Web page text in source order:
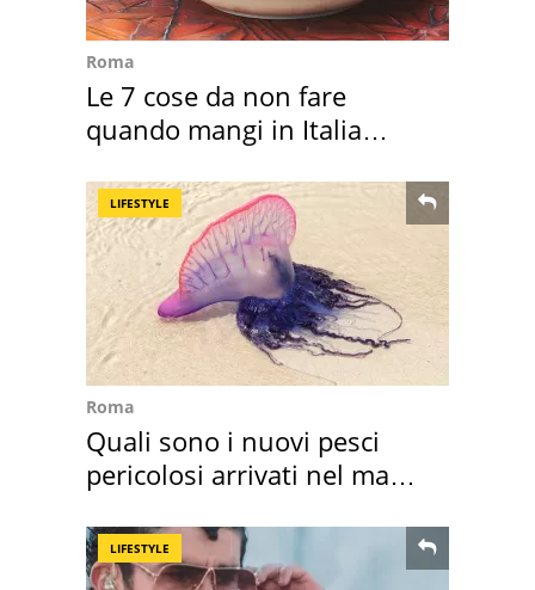
Roma
Le 7 cose da non fare
quando mangi in Italia
LIFESTYLE
Roma
Quali sono i nuovi pesci
pericolosi arrivati nel mar
LIFESTYLE